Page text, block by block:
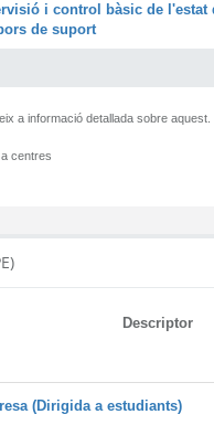
i control bàsic de
de suport
a informació detallada sobre aquest.
centres
Descriptor
(Dirigida a estudiants)